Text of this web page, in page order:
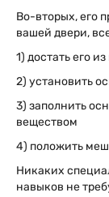
Во-вторых, его
вашей двери,
1) достать его
2) установить
3) заполнить
веществом
4) положить
Никаких
навыков не